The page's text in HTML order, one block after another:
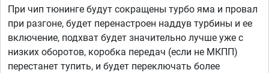
При чип тюнинге будут сокращены турбо яма и провал
при разгоне, будет перенастроен наддув турбины и ее
включение, подхват будет значительно лучше уже с
низких оборотов, коробка передач (если не МКПП)
перестанет тупить, и будет переключать более